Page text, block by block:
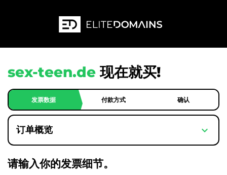
sex-teen.de 现在就买!
发票数据 付款方式 确认
订单概览 expand_more
请输入你的发票细节。